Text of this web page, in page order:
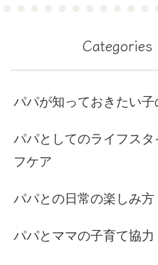
Categories
パパが知っておきたい
パパとしてのライフス
フケア
パパとの日常の楽しみ方
パパとママの子育て協力